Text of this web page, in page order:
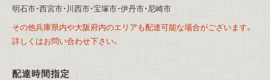
明石市・西宮市・川西市・宝塚市・伊丹市・尼崎市
その他兵庫県内や大阪府内のエリアも配達可能な場合がございます。
詳しくはお問い合わせ下さい。
配達時間指定